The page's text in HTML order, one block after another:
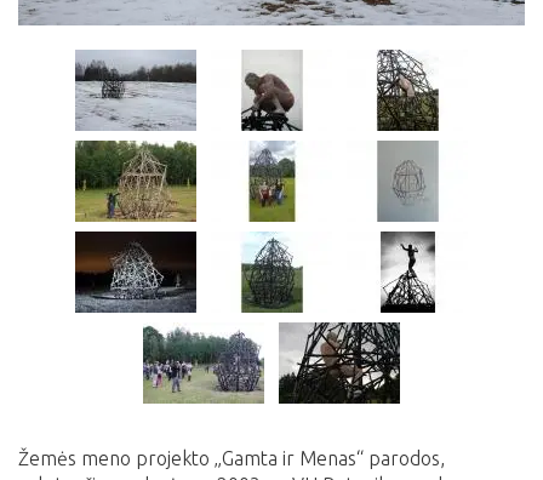
Žemės meno projekto „Gamta ir Menas“ parodos,